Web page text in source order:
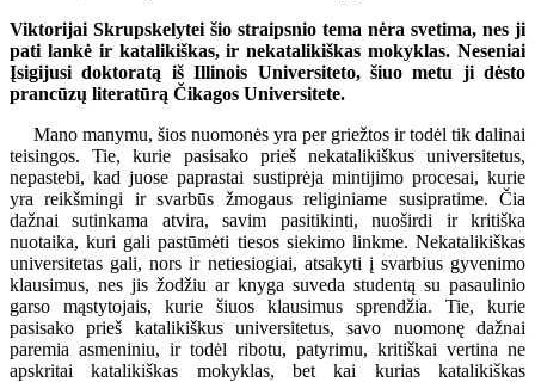
Viktorijai Skrupskelytei šio straipsnio tema nėra svetima, nes ji
pati lankė ir katalikiškas, ir nekatalikiškas mokyklas. Neseniai
Įsigijusi doktoratą iš Illinois Universiteto, šiuo metu ji dėsto
prancūzų literatūrą Čikagos Universitete.
Mano manymu, šios nuomonės yra per griežtos ir todėl tik dalinai
teisingos. Tie, kurie pasisako prieš nekatalikiškus universitetus,
nepastebi, kad juose paprastai sustiprėja mintijimo procesai, kurie
yra reikšmingi ir svarbūs žmogaus religiniame susipratime. Čia
dažnai sutinkama atvira, savim pasitikinti, nuoširdi ir kritiška
nuotaika, kuri gali pastūmėti tiesos siekimo linkme. Nekatalikiškas
universitetas gali, nors ir netiesiogiai, atsakyti į svarbius gyvenimo
klausimus, nes jis žodžiu ar knyga suveda studentą su pasaulinio
garso mąstytojais, kurie šiuos klausimus sprendžia. Tie, kurie
pasisako prieš katalikiškus universitetus, savo nuomonę dažnai
paremia asmeniniu, ir todėl ribotu, patyrimu, kritiškai vertina ne
apskritai katalikiškas mokyklas, bet kai kurias katalikiškas